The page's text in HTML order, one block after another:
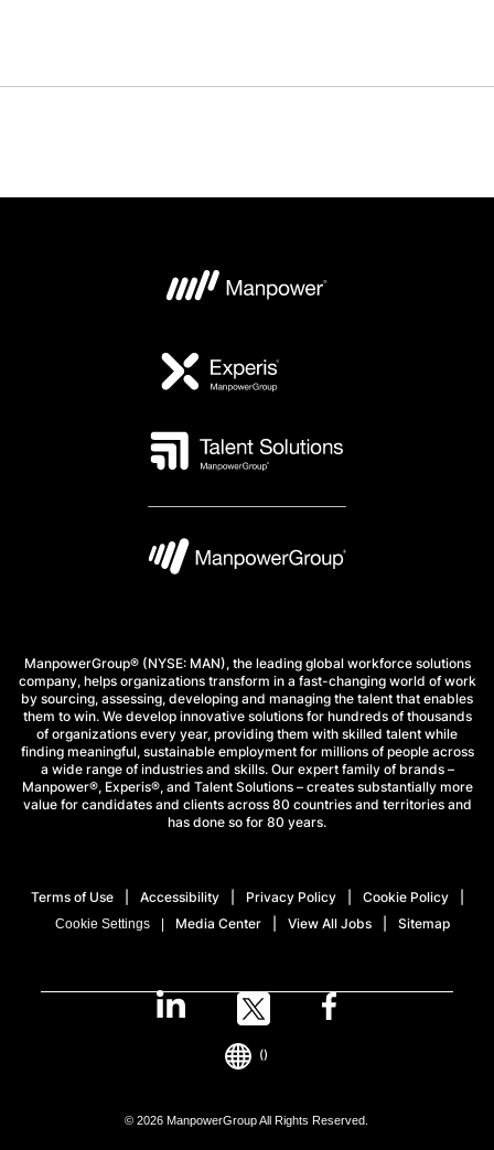
ManpowerGroup® (NYSE: MAN), the leading global workforce solutions
company, helps organizations transform in a fast-changing world of work
by sourcing, assessing, developing and managing the talent that enables
them to win. We develop innovative solutions for hundreds of thousands
of organizations every year, providing them with skilled talent while
finding meaningful, sustainable employment for millions of people across
a wide range of industries and skills. Our expert family of brands –
Manpower®, Experis®, and Talent Solutions – creates substantially more
value for candidates and clients across 80 countries and territories and
has done so for 80 years.
Terms of Use Accessibility Privacy Policy Cookie Policy
Cookie Settings Media Center View All Jobs Sitemap
© 2026 ManpowerGroup All Rights Reserved.
()